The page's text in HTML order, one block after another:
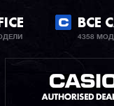
ВСЕ
4358